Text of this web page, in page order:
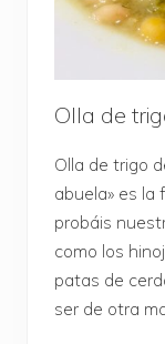
Olla de
Olla de trigo
abuela» es la
probáis
como los
patas de
ser de otra